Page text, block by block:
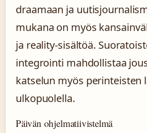
draamaan ja
mukana on myös
ja reality-sisältöä.
integrointi mahdollistaa
katselun myös perinteisten
ulkopuolella.
Päivän ohjelmatiivistelmä